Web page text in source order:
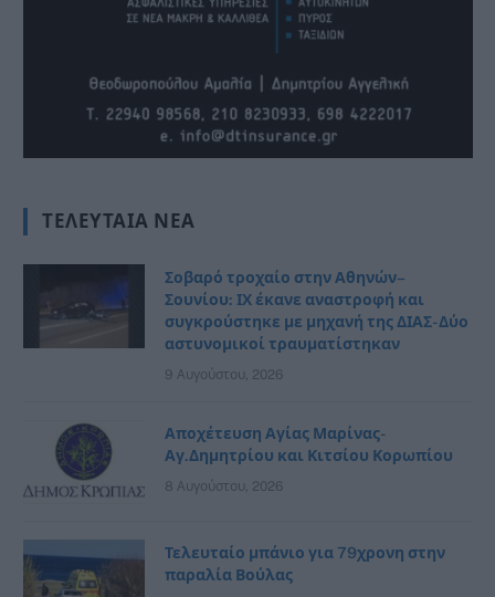
ΤΕΛΕΥΤΑΊΑ ΝΈΑ
Σοβαρό τροχαίο στην Αθηνών–
Σουνίου: ΙΧ έκανε αναστροφή και
συγκρούστηκε με μηχανή της ΔΙΑΣ- Δύο
αστυνομικοί τραυματίστηκαν
9 Αυγούστου, 2026
Αποχέτευση Αγίας Μαρίνας-
Αγ.Δημητρίου και Κιτσίου Κορωπίου
8 Αυγούστου, 2026
Τελευταίο μπάνιο για 79χρονη στην
παραλία Βούλας